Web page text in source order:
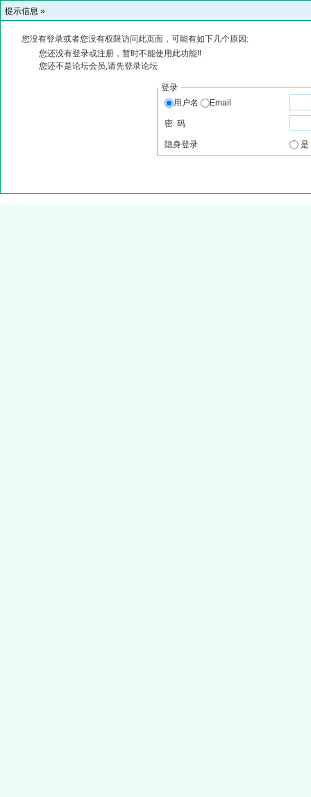
提示信息 »
您没有登录或者您没有权限访问此页面，可能有如下几个原因:
您还没有登录或注册，暂时不能使用此功能!!
您还不是论坛会员,请先登录论坛
登录
用户名
Email
密 码
隐身登录